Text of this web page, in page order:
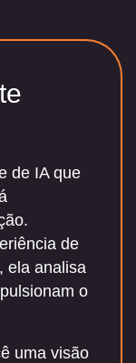
de IA que
de
ela analisa
o
uma visão